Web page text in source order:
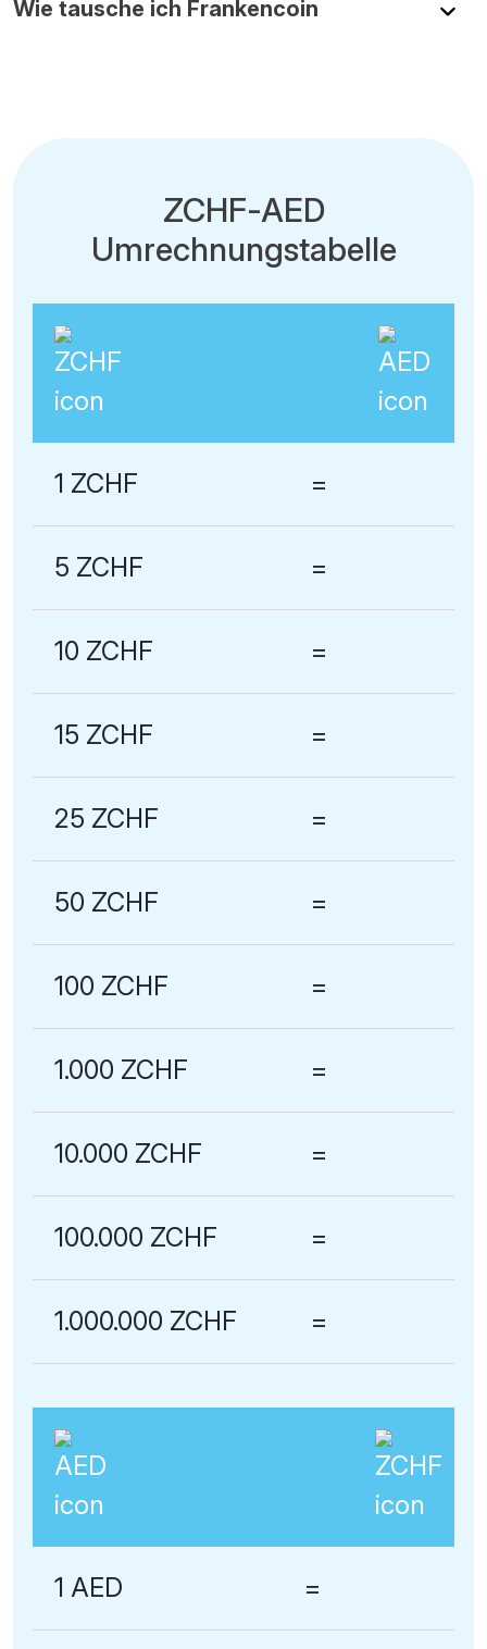
Wie tausche ich Frankencoin
ZCHF-AED
Umrechnungstabelle
1 ZCHF =
5 ZCHF =
10 ZCHF =
15 ZCHF =
25 ZCHF =
50 ZCHF =
100 ZCHF =
1.000 ZCHF =
10.000 ZCHF =
100.000 ZCHF =
1.000.000 ZCHF =
1 AED =